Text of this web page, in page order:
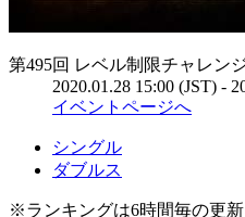
第495回 レベル制限チャレン
2020.01.28 15:00 (JST) -
イベントページへ
シングル
ダブルス
※ランキングは6時間毎の更